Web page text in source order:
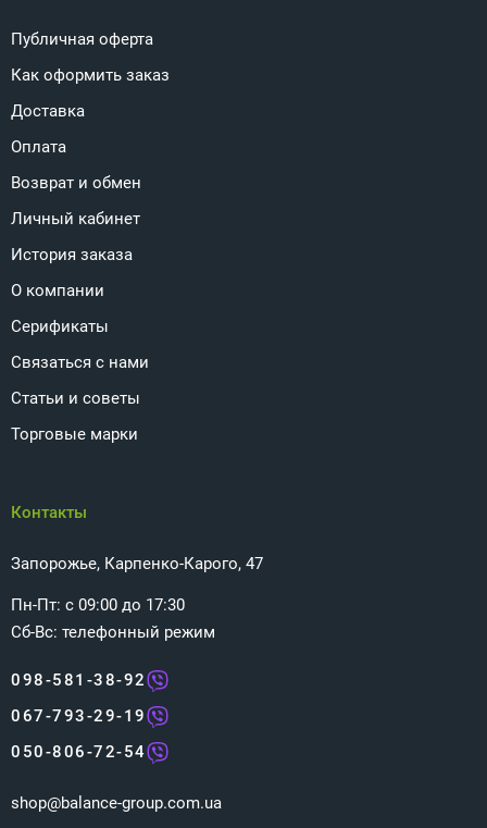
Публичная оферта
Как оформить заказ
Доставка
Оплата
Возврат и обмен
Личный кабинет
История заказа
О компании
Серификаты
Связаться с нами
Статьи и советы
Торговые марки
Контакты
Запорожье, Карпенко-Карого, 47
Пн-Пт: с 09:00 до 17:30
Сб-Вс: телефонный режим
098-581-38-92
067-793-29-19
050-806-72-54
shop@balance-group.com.ua